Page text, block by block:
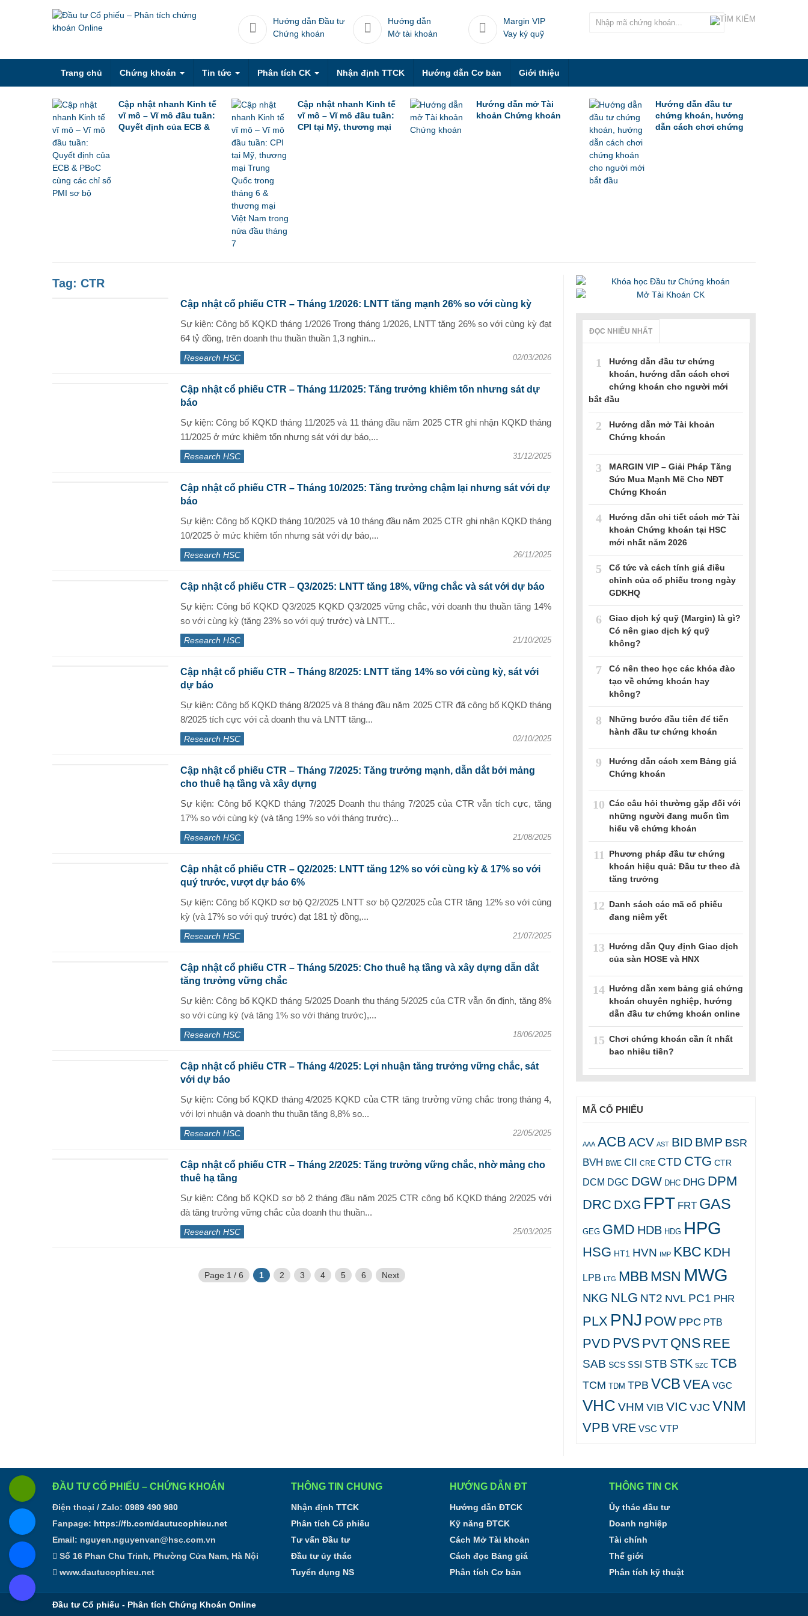
Hướng dẫn Đầu tư
Chứng khoán
Hướng dẫn
Mở tài khoản
Margin VIP
Vay ký quỹ
Trang chủ Chứng khoán Tin tức Phân tích CK Nhận định TTCK Hướng dẫn Cơ bản Giới thiệu
Cập nhật nhanh Kinh tế
vĩ mô – Vĩ mô đầu tuần:
Quyết định của ECB &
Cập nhật nhanh Kinh tế
vĩ mô – Vĩ mô đầu tuần:
CPI tại Mỹ, thương mại
Hướng dẫn mở Tài
khoản Chứng khoán
Hướng dẫn đầu tư
chứng khoán, hướng
dẫn cách chơi chứng
Tag: CTR
Cập nhật cổ phiếu CTR – Tháng 1/2026: LNTT tăng mạnh 26% so với cùng kỳ
Sự kiện: Công bố KQKD tháng 1/2026 Trong tháng 1/2026, LNTT tăng 26% so với cùng kỳ đạt
64 tỷ đồng, trên doanh thu thuần thuần 1,3 nghìn...
Research HSC 02/03/2026
Cập nhật cổ phiếu CTR – Tháng 11/2025: Tăng trưởng khiêm tốn nhưng sát dự
báo
Sự kiện: Công bố KQKD tháng 11/2025 và 11 tháng đầu năm 2025 CTR ghi nhận KQKD tháng
11/2025 ở mức khiêm tốn nhưng sát với dự báo,...
Research HSC 31/12/2025
Cập nhật cổ phiếu CTR – Tháng 10/2025: Tăng trưởng chậm lại nhưng sát với dự
báo
Sự kiện: Công bố KQKD tháng 10/2025 và 10 tháng đầu năm 2025 CTR ghi nhận KQKD tháng
10/2025 ở mức khiêm tốn nhưng sát với dự báo,...
Research HSC 26/11/2025
Cập nhật cổ phiếu CTR – Q3/2025: LNTT tăng 18%, vững chắc và sát với dự báo
Sự kiện: Công bố KQKD Q3/2025 KQKD Q3/2025 vững chắc, với doanh thu thuần tăng 14%
so với cùng kỳ (tăng 23% so với quý trước) và LNTT...
Research HSC 21/10/2025
Cập nhật cổ phiếu CTR – Tháng 8/2025: LNTT tăng 14% so với cùng kỳ, sát với
dự báo
Sự kiện: Công bố KQKD tháng 8/2025 và 8 tháng đầu năm 2025 CTR đã công bố KQKD tháng
8/2025 tích cực với cả doanh thu và LNTT tăng...
Research HSC 02/10/2025
Cập nhật cổ phiếu CTR – Tháng 7/2025: Tăng trưởng mạnh, dẫn dắt bởi mảng
cho thuê hạ tầng và xây dựng
Sự kiện: Công bố KQKD tháng 7/2025 Doanh thu tháng 7/2025 của CTR vẫn tích cực, tăng
17% so với cùng kỳ (và tăng 19% so với tháng trước)...
Research HSC 21/08/2025
Cập nhật cổ phiếu CTR – Q2/2025: LNTT tăng 12% so với cùng kỳ & 17% so với
quý trước, vượt dự báo 6%
Sự kiện: Công bố KQKD sơ bộ Q2/2025 LNTT sơ bộ Q2/2025 của CTR tăng 12% so với cùng
kỳ (và 17% so với quý trước) đạt 181 tỷ đồng,...
Research HSC 21/07/2025
Cập nhật cổ phiếu CTR – Tháng 5/2025: Cho thuê hạ tầng và xây dựng dẫn dắt
tăng trưởng vững chắc
Sự kiện: Công bố KQKD tháng 5/2025 Doanh thu tháng 5/2025 của CTR vẫn ổn định, tăng 8%
so với cùng kỳ (và tăng 1% so với tháng trước),...
Research HSC 18/06/2025
Cập nhật cổ phiếu CTR – Tháng 4/2025: Lợi nhuận tăng trưởng vững chắc, sát
với dự báo
Sự kiện: Công bố KQKD tháng 4/2025 KQKD của CTR tăng trưởng vững chắc trong tháng 4,
với lợi nhuận và doanh thu thuần tăng 8,8% so...
Research HSC 22/05/2025
Cập nhật cổ phiếu CTR – Tháng 2/2025: Tăng trưởng vững chắc, nhờ mảng cho
thuê hạ tầng
Sự kiện: Công bố KQKD sơ bộ 2 tháng đầu năm 2025 CTR công bố KQKD tháng 2/2025 với
đà tăng trưởng vững chắc của doanh thu thuần...
Research HSC 25/03/2025
Page 1 / 6 1 2 3 4 5 6 Next
ĐỌC NHIỀU NHẤT
1
Hướng dẫn đầu tư chứng
khoán, hướng dẫn cách chơi
chứng khoán cho người mới
bắt đầu
2
Hướng dẫn mở Tài khoản
Chứng khoán
3
MARGIN VIP – Giải Pháp Tăng
Sức Mua Mạnh Mẽ Cho NĐT
Chứng Khoán
4
Hướng dẫn chi tiết cách mở Tài
khoản Chứng khoán tại HSC
mới nhất năm 2026
5
Cổ tức và cách tính giá điều
chỉnh của cổ phiếu trong ngày
GDKHQ
6
Giao dịch ký quỹ (Margin) là gì?
Có nên giao dịch ký quỹ
không?
7
Có nên theo học các khóa đào
tạo về chứng khoán hay
không?
8
Những bước đầu tiên để tiến
hành đầu tư chứng khoán
9
Hướng dẫn cách xem Bảng giá
Chứng khoán
10 Các câu hỏi thường gặp đối với
những người đang muốn tìm
hiểu về chứng khoán
11
Phương pháp đầu tư chứng
khoán hiệu quả: Đầu tư theo đà
tăng trưởng
12 Danh sách các mã cổ phiếu
đang niêm yết
13 Hướng dẫn Quy định Giao dịch
của sàn HOSE và HNX
14 Hướng dẫn xem bảng giá chứng
khoán chuyên nghiệp, hướng
dẫn đầu tư chứng khoán online
15 Chơi chứng khoán cần ít nhất
bao nhiêu tiền?
MÃ CỔ PHIẾU
AAA ACB ACV AST BID BMP BSR
BVH BWE CII CRE CTD CTG CTR
DCM DGC DGW DHC DHG DPM
DRC DXG FPT FRT GAS
GEG GMD HDB HDG HPG
HSG HT1 HVN IMP KBC KDH
LPB LTG MBBMSN MWG
NKG NLG NT2 NVL PC1 PHR
PLX PNJ POW PPC PTB
PVD PVS PVT QNS REE
SAB SCS SSI STB STK SZC TCB
TCM TDM TPB VCB VEA VGC
VHC VHM VIB VICVJC VNM
VPB VRE VSC VTP
ĐẦU TƯ CỔ PHIẾU – CHỨNG KHOÁN
Điện thoại / Zalo: 0989 490 980
Fanpage: https://fb.com/dautucophieu.net
Email: nguyen.nguyenvan@hsc.com.vn
Số 16 Phan Chu Trinh, Phường Cửa Nam, Hà Nội
www.dautucophieu.net
THÔNG TIN CHUNG
Nhận định TTCK
Phân tích Cổ phiếu
Tư vấn Đầu tư
Đầu tư ủy thác
Tuyển dụng NS
HƯỚNG DẪN ĐT
Hướng dẫn ĐTCK
Kỹ năng ĐTCK
Cách Mở Tài khoản
Cách đọc Bảng giá
Phân tích Cơ bản
THÔNG TIN CK
Ủy thác đầu tư
Doanh nghiệp
Tài chính
Thế giới
Phân tích kỹ thuật
Đầu tư Cổ phiếu - Phân tích Chứng Khoán Online